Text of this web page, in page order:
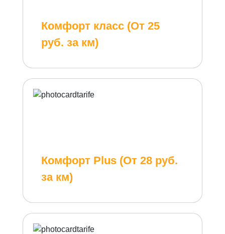
Комфорт класс (От 25
руб. за км)
Комфорт Plus (От 28 руб.
за км)